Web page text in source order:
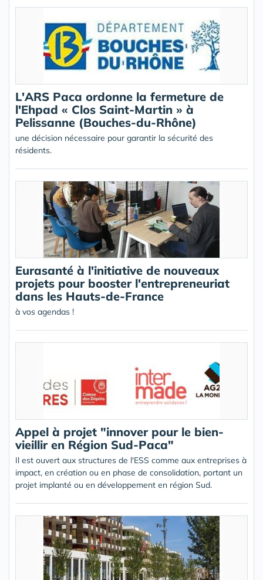
L'ARS Paca ordonne la fermeture de
l'Ehpad « Clos Saint-Martin » à
Pelissanne (Bouches-du-Rhône)
une décision nécessaire pour garantir la sécurité des
résidents.
Eurasanté à l'initiative de nouveaux
projets pour booster l'entrepreneuriat
dans les Hauts-de-France
à vos agendas !
Appel à projet "innover pour le bien-
vieillir en Région Sud-Paca"
Il est ouvert aux structures de l'ESS comme aux entreprises à
impact, en création ou en phase de consolidation, portant un
projet implanté ou en développement en région Sud.